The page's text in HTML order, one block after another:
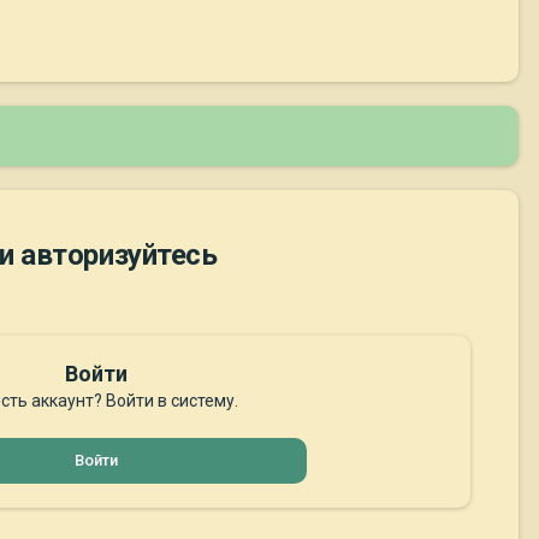
авторизуйтесь
Войти
аккаунт? Войти в систему.
Войти